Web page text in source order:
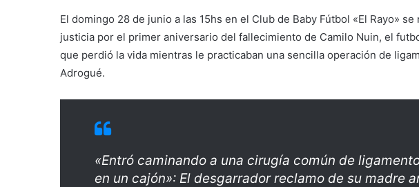
El domingo 28 de junio a las 15hs en el Club de Baby Fútbol «El Rayo»
justicia por el primer aniversario del fallecimiento de Camilo Nuin, el
que perdió la vida mientras le practicaban una sencilla operación de
Adrogué.
«Entró caminando a una cirugía común de
en un cajón»: El desgarrador reclamo de su madre